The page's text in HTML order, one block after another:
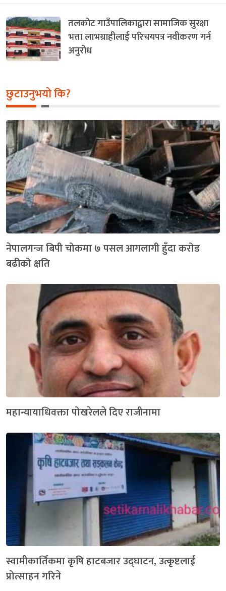
तलकोट गाउँपालिकाद्वारा सामाजिक सुरक्षा
भत्ता लाभग्राहीलाई परिचयपत्र नवीकरण गर्न
अनुरोध
छुटाउनुभयो कि?
नेपालगन्ज बिपी चोकमा ७ पसल आगलागी हुँदा करोड
बढीको क्षति
महान्यायाधिवक्ता पोखरेलले दिए राजीनामा
स्वामीकार्तिकमा कृषि हाटबजार उद्घाटन, उत्कृष्टलाई
प्रोत्साहन गरिने